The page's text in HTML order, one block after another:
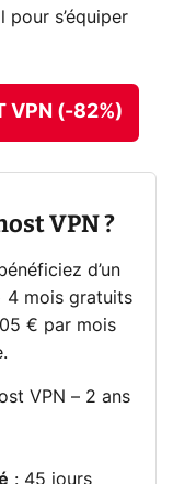
s’équiper
VPN (-82%)
VPN ?
d’un
4 mois gratuits
€ par mois
VPN – 2 ans
: 45 jours